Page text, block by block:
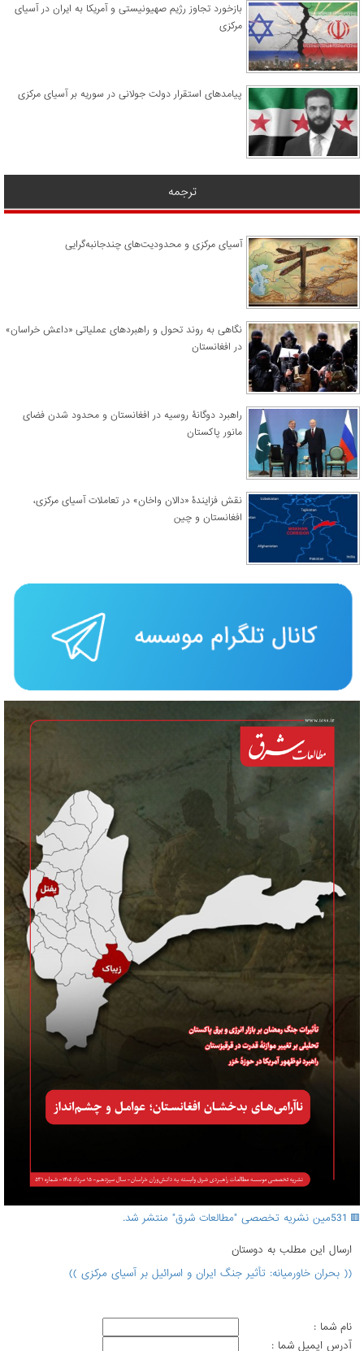
​بازخورد تجاوز رژیم صهیونیستی و آمریکا به ایران در آسیای
مرکزی
پیامدهای استقرار دولت جولانی در سوریه بر آسیای مرکزی
ترجمه
آسیای مرکزی و محدودیت‌های چندجانبه‌گرایی
نگاهی به روند تحول و راهبردهای عملیاتی «داعش خراسان»
در افغانستان
راهبرد دوگانۀ روسیه در افغانستان و محدود شدن فضای
مانور پاکستان
نقش فزایندۀ «دالان واخان» در تعاملات آسیای مرکزی،
افغانستان و چین
🟥 531مین نشریه تخصصی "مطالعات شرق" منتشر شد.
ارسال اين مطلب به دوستان
(( بحران خاورمیانه: تأثیر جنگ ایران و اسرائیل بر آسیای مرکزی ))
نام شما :
آدرس ايميل شما :